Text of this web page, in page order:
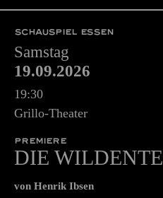
SCHAUSPIEL ESSEN
Samstag
19.09.2026
19:30
Grillo-Theater
PREMIERE
DIE WILDENTE
von Henrik Ibsen